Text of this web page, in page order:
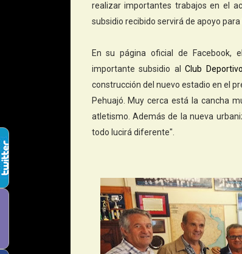
realizar importantes trabajos en el
subsidio recibido servirá de apoyo
En su página oficial de Facebook,
importante subsidio alClub
construcción del nuevo estadio en el
Pehuajó. Muy cerca está la cancha
atletismo. Además de la nueva
todo lucirá diferente".